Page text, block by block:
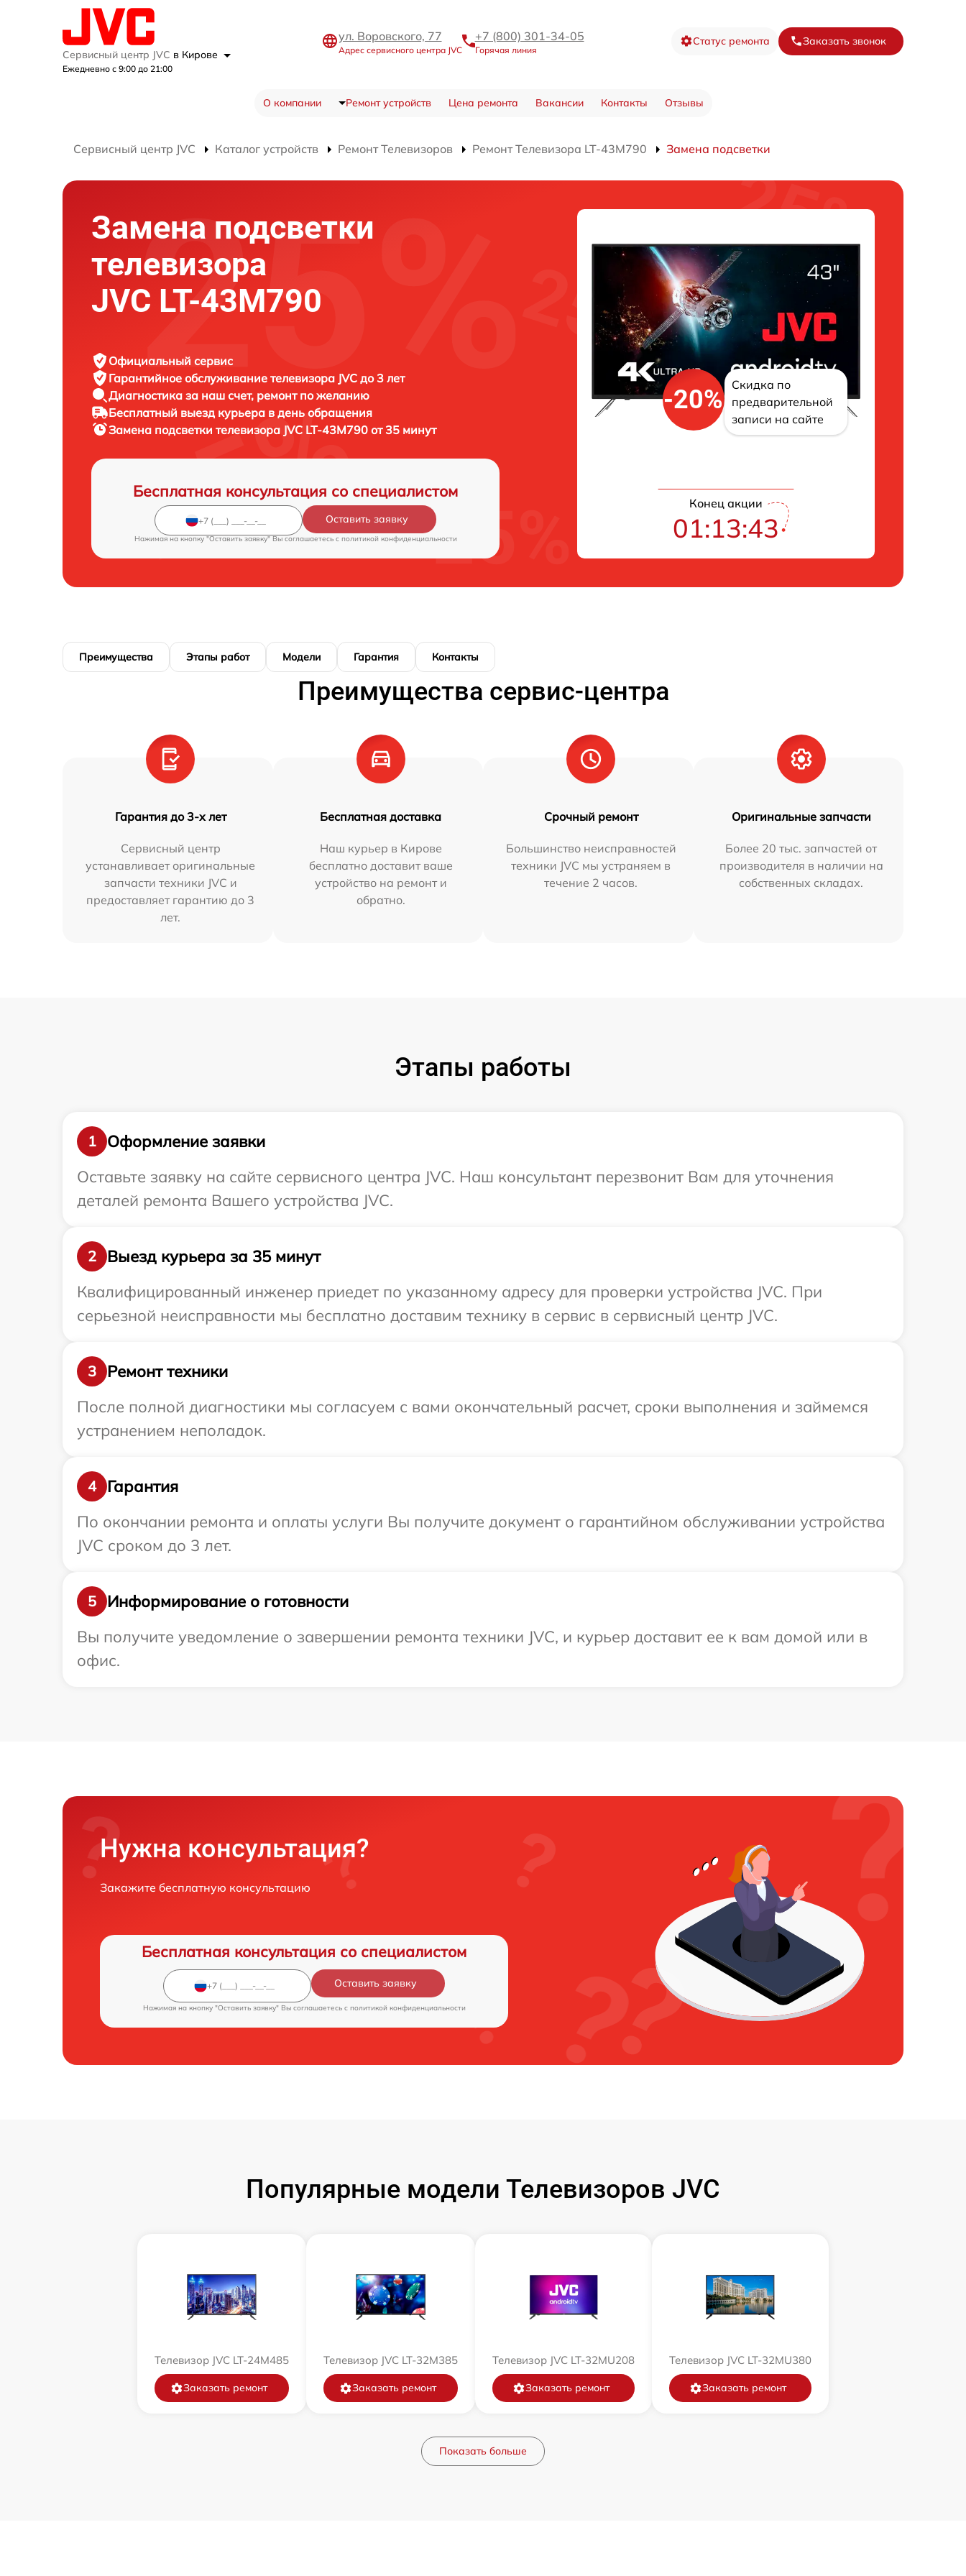
Сервисный центр JVC в Кирове
Ежедневно с 9:00 до 21:00
ул. Воровского, 77
Адрес сервисного центра JVC
+7 (800) 301-34-05
Горячая линия
Статус ремонта Заказать звонок
О компании Ремонт устройств Цена ремонта Вакансии Контакты Отзывы
Сервисный центр JVC Каталог устройств Ремонт Телевизоров Ремонт Телевизора LT-43M790 Замена подсветки
Замена подсветки
телевизора
JVC LT-43M790
Официальный сервис
Гарантийное обслуживание телевизора JVC до 3 лет
Диагностика за наш счет, ремонт по желанию
Бесплатный выезд курьера в день обращения
Замена подсветки телевизора JVC LT-43M790 от 35 минут
Бесплатная консультация со специалистом
Оставить заявку
Нажимая на кнопку "Оставить заявку" Вы соглашаетесь c политикой конфиденциальности
-20%
Скидка по
предварительной
записи на сайте
Конец акции
01:13:42
Преимущества Этапы работ Модели Гарантия Контакты
Преимущества сервис-центра
Гарантия до 3-х лет
Сервисный центр
устанавливает оригинальные
запчасти техники JVC и
предоставляет гарантию до 3
лет.
Бесплатная доставка
Наш курьер в Кирове
бесплатно доставит ваше
устройство на ремонт и
обратно.
Срочный ремонт
Большинство неисправностей
техники JVC мы устраняем в
течение 2 часов.
Оригинальные запчасти
Более 20 тыс. запчастей от
производителя в наличии на
собственных складах.
Этапы работы
1
Оформление заявки
Оставьте заявку на сайте сервисного центра JVC. Наш консультант перезвонит Вам для уточнения
деталей ремонта Вашего устройства JVC.
2
Выезд курьера за 35 минут
Квалифицированный инженер приедет по указанному адресу для проверки устройства JVC. При
серьезной неисправности мы бесплатно доставим технику в сервис в сервисный центр JVC.
3
Ремонт техники
После полной диагностики мы согласуем с вами окончательный расчет, сроки выполнения и займемся
устранением неполадок.
4
Гарантия
По окончании ремонта и оплаты услуги Вы получите документ о гарантийном обслуживании устройства
JVC сроком до 3 лет.
5
Информирование о готовности
Вы получите уведомление о завершении ремонта техники JVC, и курьер доставит ее к вам домой или в
офис.
Нужна консультация?
Закажите бесплатную консультацию
Бесплатная консультация со специалистом
Оставить заявку
Нажимая на кнопку "Оставить заявку" Вы соглашаетесь c политикой конфиденциальности
Популярные модели Телевизоров JVC
Телевизор JVC LT-24M485
Заказать ремонт
Телевизор JVC LT-32M385
Заказать ремонт
Телевизор JVC LT-32MU208
Заказать ремонт
Телевизор JVC LT-32MU380
Заказать ремонт
Показать больше